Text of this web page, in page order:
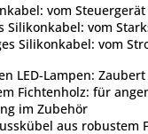
vom
Silikonkabel: vom
Silikonkabel: vom
LED-Lampen:
Fichtenholz: für
im Zubehör
aus